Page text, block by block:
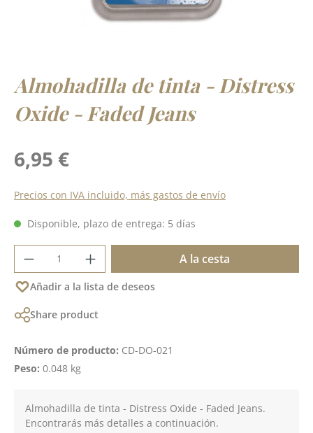
Almohadilla de tinta - Distress
Oxide - Faded Jeans
Precio normal:
6,95 €
Precios con IVA incluido, más gastos de envío
Disponible, plazo de entrega: 5 días
Cantidad del producto: introduce la
A la cesta
Añadir a la lista de deseos
Share product
Número de producto: CD-DO-021
Peso: 0.048 kg
Almohadilla de tinta - Distress Oxide - Faded Jeans.
Encontrarás más detalles a continuación.